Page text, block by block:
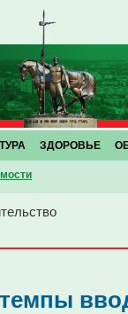
ЗДОРОВЬЕ